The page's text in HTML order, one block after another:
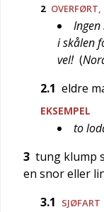
2 OVERFØRT,
i skålen
vel! (
2.1 eldre
EKSEMPEL
to
3 tung klump
en snor eller
3.1
SJØFART